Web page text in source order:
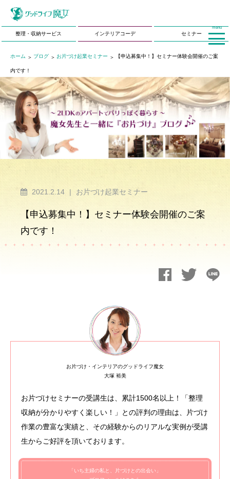
整理・収納サービス インテリアコーデ セミナー
ホーム ブログ お片づけ起業セミナー 【申込募集中！】セミナー体験会開催のご案
内です！
2021.2.14 | お片づけ起業セミナー
【申込募集中！】セミナー体験会開催のご案
内です！
お片づけ・インテリアのグッドライフ魔女
大塚 裕美
お片づけセミナーの受講生は、累計1500名以上！「整理
収納が分かりやすく楽しい！」との評判の理由は、片づけ
作業の豊富な実績と、その経験からのリアルな実例が受講
生からご好評を頂いております。
「いち主婦の私と、片づけとの出会い」
menu